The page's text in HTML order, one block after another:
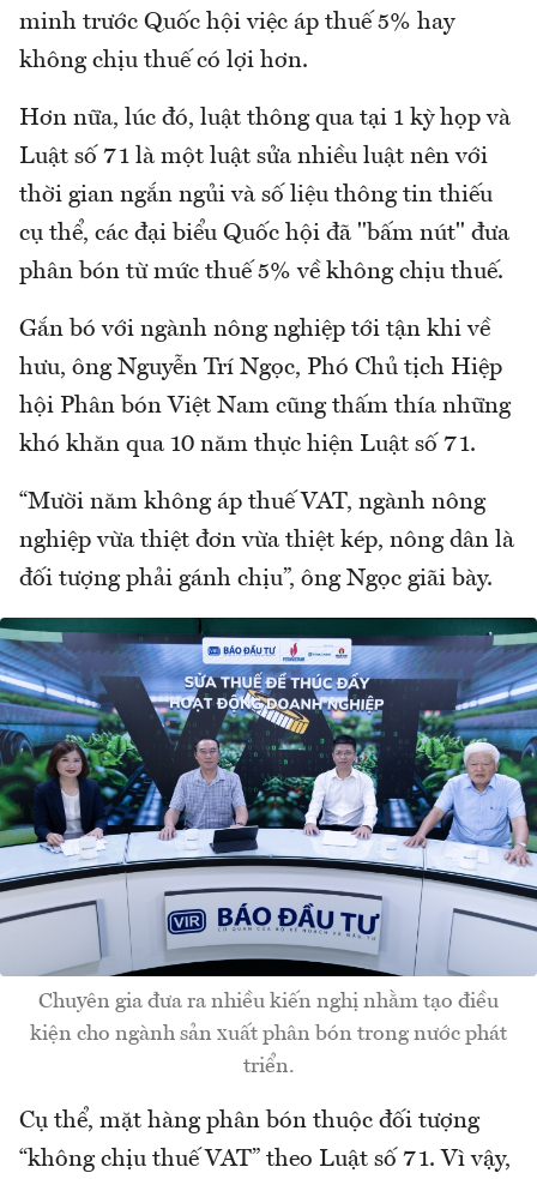
minh trước Quốc hội việc áp thuế 5% hay
không chịu thuế có lợi hơn.
Hơn nữa, lúc đó, luật thông qua tại 1 kỳ họp và
Luật số 71 là một luật sửa nhiều luật nên với
thời gian ngắn ngủi và số liệu thông tin thiếu
cụ thể, các đại biểu Quốc hội đã "bấm nút" đưa
phân bón từ mức thuế 5% về không chịu thuế.
Gắn bó với ngành nông nghiệp tới tận khi về
hưu, ông Nguyễn Trí Ngọc, Phó Chủ tịch Hiệp
hội Phân bón Việt Nam cũng thấm thía những
khó khăn qua 10 năm thực hiện Luật số 71.
“Mười năm không áp thuế VAT, ngành nông
nghiệp vừa thiệt đơn vừa thiệt kép, nông dân là
đối tượng phải gánh chịu”, ông Ngọc giãi bày.
Chuyên gia đưa ra nhiều kiến nghị nhằm tạo điều
kiện cho ngành sản xuất phân bón trong nước phát
triển.
Cụ thể, mặt hàng phân bón thuộc đối tượng
“không chịu thuế VAT” theo Luật số 71. Vì vậy,